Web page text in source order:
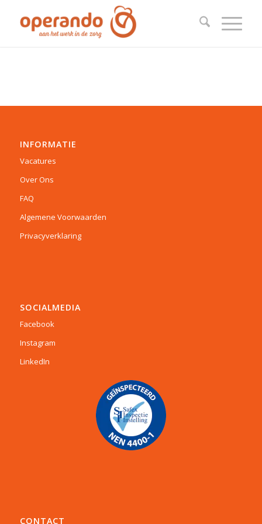
INFORMATIE
Vacatures
Over Ons
FAQ
Algemene Voorwaarden
Privacyverklaring
SOCIALMEDIA
Facebook
Instagram
LinkedIn
CONTACT